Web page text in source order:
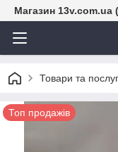
Магазин 13v.com.ua
Товари та
Топ продажів